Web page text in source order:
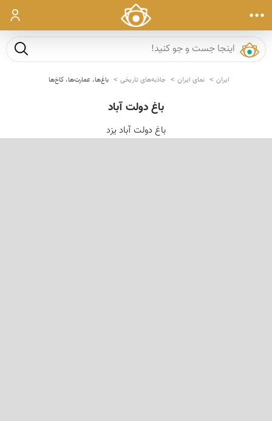
ورود
جست و
ایران نمای ایران جاذبه‌های تاریخی باغ‌ها، عمارت‌ها، کاخ‌ها
باغ دولت آباد
باغ دولت آباد یزد